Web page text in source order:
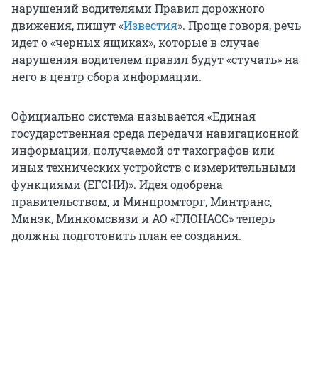
нарушений водителями Правил дорожного
движения, пишут «Известия». Проще говоря, речь
идет о «черных ящиках», которые в случае
нарушения водителем правил будут «стучать» на
него в центр сбора информации.
Официально система называется «Единая
государственная среда передачи навигационной
информации, получаемой от тахографов или
иных технических устройств с измерительными
функциями (ЕГСНИ)». Идея одобрена
правительством, и Минпромторг, Минтранс,
Минэк, Минкомсвязи и АО «ГЛОНАСС» теперь
должны подготовить план ее создания.